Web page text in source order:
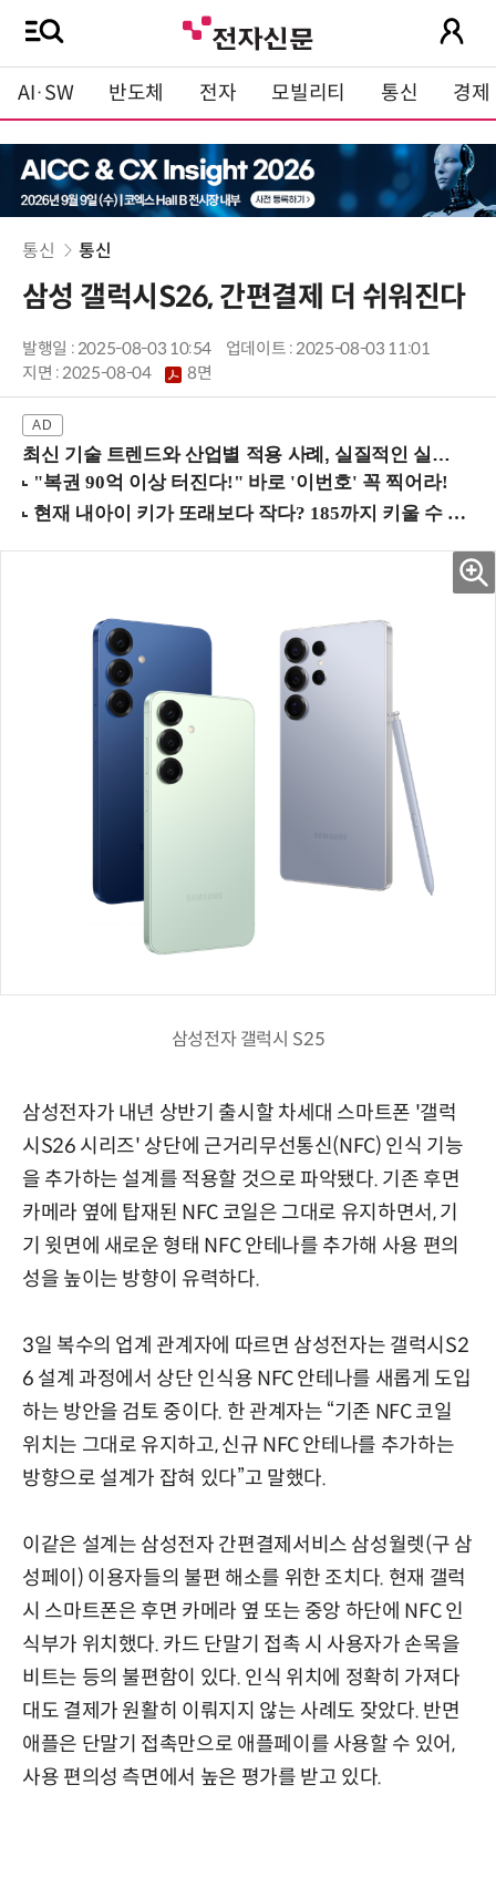
AI·SW 반도체 전자 모빌리티 통신 경제
통신 통신
삼성 갤럭시S26, 간편결제 더 쉬워진다
발행일 : 2025-08-03 10:54
업데이트 : 2025-08-03 11:01
지면 :2025-08-04 8면
최신 기술 트렌드와 산업별 적용 사례, 실질적인 실행 전략을 공유 (9/18 양재역)
삼성전자 갤럭시 S25
삼성전자가 내년 상반기 출시할 차세대 스마트폰 '갤럭
시S26 시리즈' 상단에 근거리무선통신(NFC) 인식 기능
을 추가하는 설계를 적용할 것으로 파악됐다. 기존 후면
카메라 옆에 탑재된 NFC 코일은 그대로 유지하면서, 기
기 윗면에 새로운 형태 NFC 안테나를 추가해 사용 편의
성을 높이는 방향이 유력하다.
3일 복수의 업계 관계자에 따르면 삼성전자는 갤럭시S2
6 설계 과정에서 상단 인식용 NFC 안테나를 새롭게 도입
하는 방안을 검토 중이다. 한 관계자는 “기존 NFC 코일
위치는 그대로 유지하고, 신규 NFC 안테나를 추가하는
방향으로 설계가 잡혀 있다”고 말했다.
이같은 설계는 삼성전자 간편결제서비스 삼성월렛(구 삼
성페이) 이용자들의 불편 해소를 위한 조치다. 현재 갤럭
시 스마트폰은 후면 카메라 옆 또는 중앙 하단에 NFC 인
식부가 위치했다. 카드 단말기 접촉 시 사용자가 손목을
비트는 등의 불편함이 있다. 인식 위치에 정확히 가져다
대도 결제가 원활히 이뤄지지 않는 사례도 잦았다. 반면
애플은 단말기 접촉만으로 애플페이를 사용할 수 있어,
사용 편의성 측면에서 높은 평가를 받고 있다.